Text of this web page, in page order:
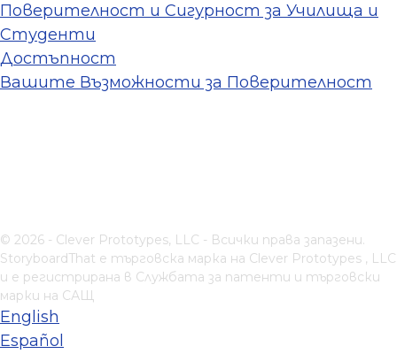
Поверителност и Сигурност за Училища и
Студенти
Достъпност
Вашите Възможности за Поверителност
© 2026 - Clever Prototypes, LLC - Всички права запазени.
StoryboardThat е търговска марка на Clever Prototypes , LLC
и е регистрирана в Службата за патенти и търговски
марки на САЩ
English
Español